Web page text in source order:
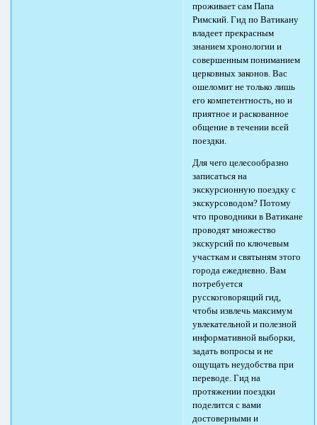
проживает сам Папа
Римский. Гид по Ватикану
владеет прекрасным
знанием хронологии и
совершенным пониманием
церковных законов. Вас
ошеломит не только лишь
его компетентность, но и
приятное и раскованное
общение в течении всей
поездки.
Для чего целесообразно
записаться на
экскурсионную поездку с
экскурсоводом? Потому
что проводники в Ватикане
проводят множество
экскурсий по ключевым
участкам и святыням этого
города ежедневно. Вам
потребуется
русскоговорящий гид,
чтобы извлечь максимум
увлекательной и полезной
информативной выборки,
задать вопросы и не
ощущать неудобства при
переводе. Гид на
протяжении поездки
поделится с вами
достоверными и